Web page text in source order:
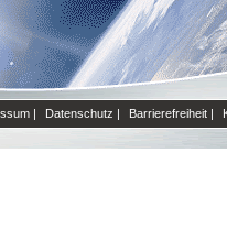
| Datenschutz | Barrierefreiheit |